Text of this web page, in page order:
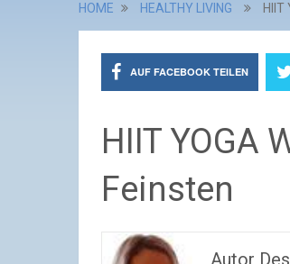
HOME HEALTHY LIVING
AUF FACEBOOK TEILEN
HIIT YOGA
Feinsten
Autor